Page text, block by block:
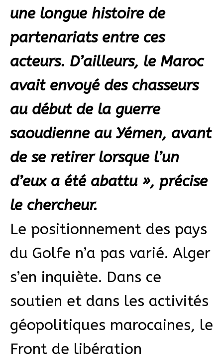
une longue histoire de
partenariats entre ces
acteurs. D’ailleurs, le Maroc
avait envoyé des chasseurs
au début de la guerre
saoudienne au Yémen, avant
de se retirer lorsque l’un
d’eux a été abattu », précise
le chercheur.
Le positionnement des pays
du Golfe n’a pas varié. Alger
s’en inquiète. Dans ce
soutien et dans les activités
géopolitiques marocaines, le
Front de libération